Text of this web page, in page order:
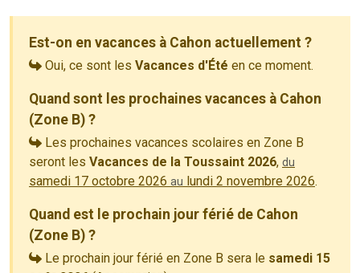
Est-on en vacances à Cahon actuellement ?
Oui, ce sont les Vacances d'Été en ce moment.
Quand sont les prochaines vacances à Cahon
(Zone B) ?
Les prochaines vacances scolaires en Zone B
seront les Vacances de la Toussaint 2026, du
samedi 17 octobre 2026 au lundi 2 novembre 2026.
Quand est le prochain jour férié de Cahon
(Zone B) ?
Le prochain jour férié en Zone B sera le samedi 15